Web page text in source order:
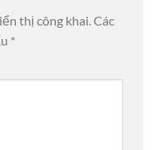
thị công khai. Các
*